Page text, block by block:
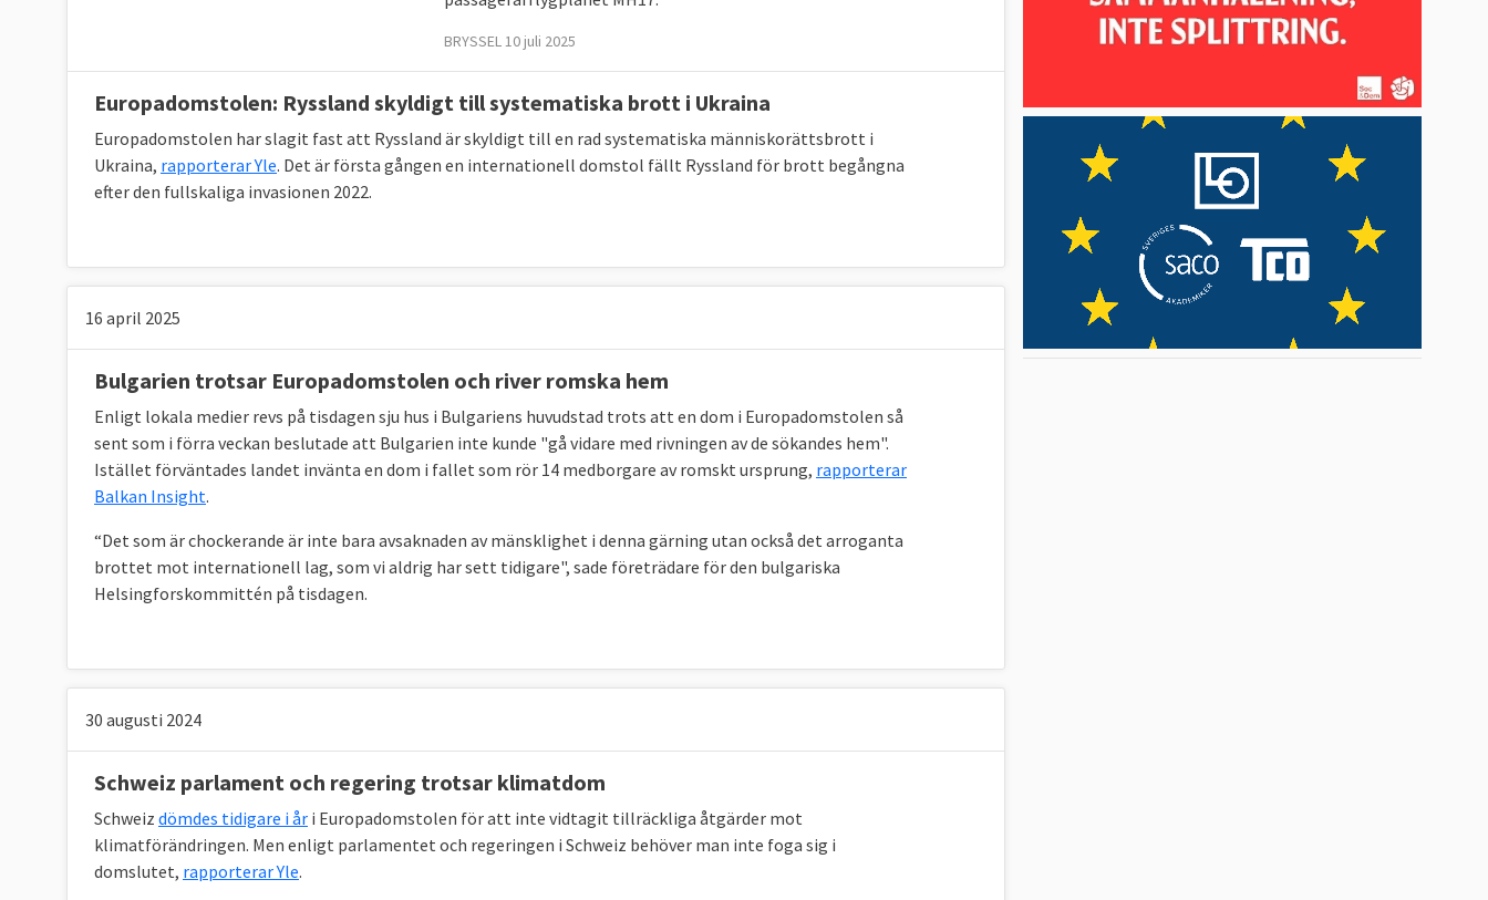
BRYSSEL 10 juli 2025
Europadomstolen: Ryssland skyldigt till systematiska brott i Ukraina
Europadomstolen har slagit fast att Ryssland är skyldigt till en rad systematiska människorättsbrott i
Ukraina, rapporterar Yle. Det är första gången en internationell domstol fällt Ryssland för brott begångna
efter den fullskaliga invasionen 2022.
16 april 2025
Bulgarien trotsar Europadomstolen och river romska hem
Enligt lokala medier revs på tisdagen sju hus i Bulgariens huvudstad trots att en dom i Europadomstolen så
sent som i förra veckan beslutade att Bulgarien inte kunde "gå vidare med rivningen av de sökandes hem".
Istället förväntades landet invänta en dom i fallet som rör 14 medborgare av romskt ursprung, rapporterar
Balkan Insight.
“Det som är chockerande är inte bara avsaknaden av mänsklighet i denna gärning utan också det arroganta
brottet mot internationell lag, som vi aldrig har sett tidigare", sade företrädare för den bulgariska
Helsingforskommittén på tisdagen.
30 augusti 2024
Schweiz parlament och regering trotsar klimatdom
Schweiz dömdes tidigare i år i Europadomstolen för att inte vidtagit tillräckliga åtgärder mot
klimatförändringen. Men enligt parlamentet och regeringen i Schweiz behöver man inte foga sig i
domslutet, rapporterar Yle.